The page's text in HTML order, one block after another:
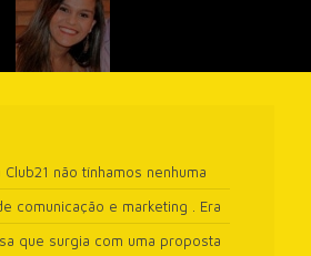
não tínhamos nenhuma
comunicação e marketing . Era
que surgia com uma proposta